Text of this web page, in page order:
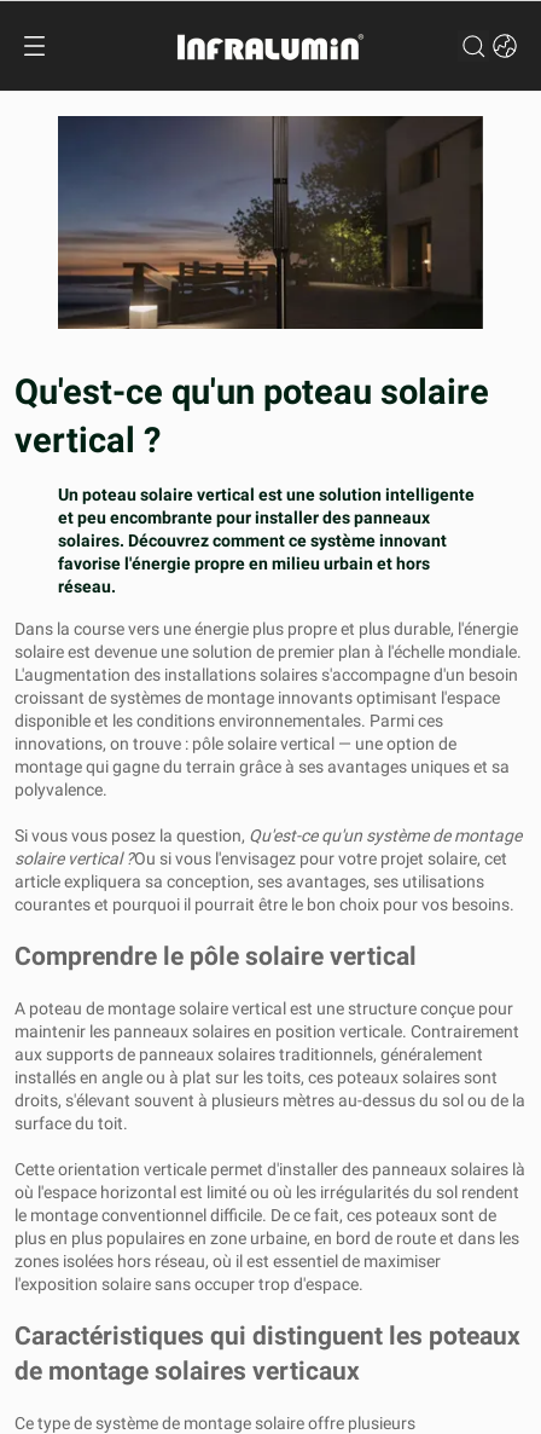
Qu'est-ce qu'un poteau solaire
vertical ?
Un poteau solaire vertical est une solution intelligente
et peu encombrante pour installer des panneaux
solaires. Découvrez comment ce système innovant
favorise l'énergie propre en milieu urbain et hors
réseau.
Dans la course vers une énergie plus propre et plus durable, l'énergie
solaire est devenue une solution de premier plan à l'échelle mondiale.
L'augmentation des installations solaires s'accompagne d'un besoin
croissant de systèmes de montage innovants optimisant l'espace
disponible et les conditions environnementales. Parmi ces
innovations, on trouve : pôle solaire vertical — une option de
montage qui gagne du terrain grâce à ses avantages uniques et sa
polyvalence.
Si vous vous posez la question, Qu'est-ce qu'un système de montage
solaire vertical ?Ou si vous l'envisagez pour votre projet solaire, cet
article expliquera sa conception, ses avantages, ses utilisations
courantes et pourquoi il pourrait être le bon choix pour vos besoins.
Comprendre le pôle solaire vertical
A poteau de montage solaire vertical est une structure conçue pour
maintenir les panneaux solaires en position verticale. Contrairement
aux supports de panneaux solaires traditionnels, généralement
installés en angle ou à plat sur les toits, ces poteaux solaires sont
droits, s'élevant souvent à plusieurs mètres au-dessus du sol ou de la
surface du toit.
Cette orientation verticale permet d'installer des panneaux solaires là
où l'espace horizontal est limité ou où les irrégularités du sol rendent
le montage conventionnel difficile. De ce fait, ces poteaux sont de
plus en plus populaires en zone urbaine, en bord de route et dans les
zones isolées hors réseau, où il est essentiel de maximiser
l'exposition solaire sans occuper trop d'espace.
Caractéristiques qui distinguent les poteaux
de montage solaires verticaux
Ce type de système de montage solaire offre plusieurs